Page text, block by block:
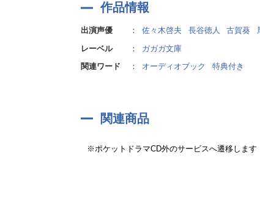
作品情報
出演声優 ： 佐々木啓夫 長谷徳人 古賀葵
レーベル
：
ガガガ文庫
関連ワード
： オーディオブック 特典付き
関連商品
※ポケットドラマCD外のサービスへ遷移します